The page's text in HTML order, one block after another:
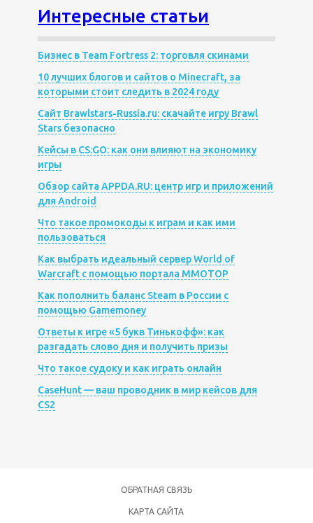
Интересные статьи
Бизнес в Team Fortress 2: торговля скинами
10 лучших блогов и сайтов о Minecraft, за
которыми стоит следить в 2024 году
Сайт Brawlstars-Russia.ru: скачайте игру Brawl
Stars безопасно
Кейсы в CS:GO: как они влияют на экономику
игры
Обзор сайта APPDA.RU: центр игр и приложений
для Android
Что такое промокоды к играм и как ими
пользоваться
Как выбрать идеальный сервер World of
Warcraft с помощью портала MMOTOP
Как пополнить баланс Steam в России с
помощью Gamemoney
Ответы к игре «5 букв Тинькофф»: как
разгадать слово дня и получить призы
Что такое судоку и как играть онлайн
CaseHunt — ваш проводник в мир кейсов для
CS2
ОБРАТНАЯ СВЯЗЬ
КАРТА САЙТА